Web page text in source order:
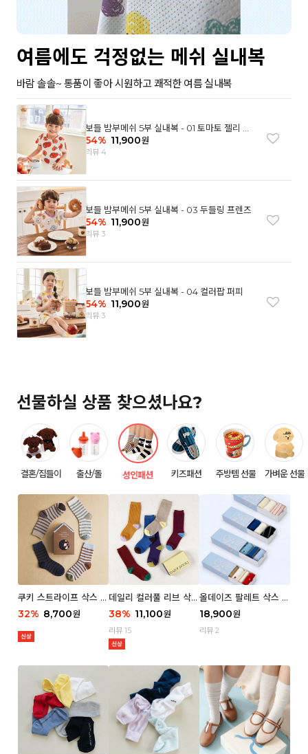
여름에도 걱정없는 메쉬 실내복
바람 솔솔~ 통품이 좋아 시원하고 쾌적한 여름 실내복
보들 밤부메쉬 5부 실내복 - 01 토마토 젤리 베
어
54% 11,900원
리뷰 4
보들 밤부메쉬 5부 실내복 - 03 두들링 프렌즈
54% 11,900원
리뷰 3
보들 밤부메쉬 5부 실내복 - 04 컬러팝 퍼피
54% 11,900원
리뷰 3
선물하실 상품 찾으셨나요?
결혼/집들이 출산/돌 성인패션 키즈패션 주방템 선물 가벼운 선물
쿠키 스트라이프 삭스 우
먼 2P
32% 8,700원
데일리 컬러풀 리브 삭스
우먼 3P 세트
38% 11,100원
리뷰 15
올데이즈 팔레트 삭스 우
먼 5P
18,900원
리뷰 2